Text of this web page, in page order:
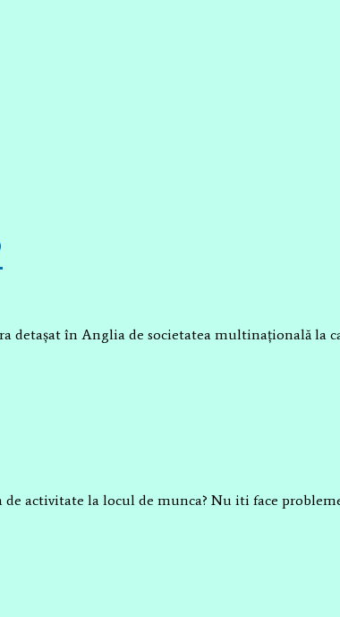
detașat în Anglia de societatea multinațională la
activitate la locul de munca? Nu iti face